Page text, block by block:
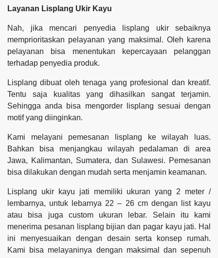
Layanan Lisplang Ukir Kayu
Nah, jika mencari penyedia lisplang ukir sebaiknya
memprioritaskan pelayanan yang maksimal. Oleh karena
pelayanan bisa menentukan kepercayaan pelanggan
terhadap penyedia produk.
Lisplang dibuat oleh tenaga yang profesional dan kreatif.
Tentu saja kualitas yang dihasilkan sangat terjamin.
Sehingga anda bisa mengorder lisplang sesuai dengan
motif yang diinginkan.
Kami melayani pemesanan lisplang ke wilayah luas.
Bahkan bisa menjangkau wilayah pedalaman di area
Jawa, Kalimantan, Sumatera, dan Sulawesi. Pemesanan
bisa dilakukan dengan mudah serta menjamin keamanan.
Lisplang ukir kayu jati memiliki ukuran yang 2 meter /
lembarnya, untuk lebarnya 22 – 26 cm dengan list kayu
atau bisa juga custom ukuran lebar. Selain itu kami
menerima pesanan lisplang bijian dan pagar kayu jati. Hal
ini menyesuaikan dengan desain serta konsep rumah.
Kami bisa melayaninya dengan maksimal dan sepenuh